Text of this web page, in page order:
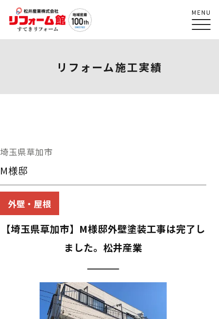
リフォーム施工実績
埼玉県草加市
M様邸
外壁・屋根
【埼玉県草加市】M様邸外壁塗装工事は完了し
ました。松井産業